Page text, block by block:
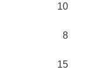
10
8
15